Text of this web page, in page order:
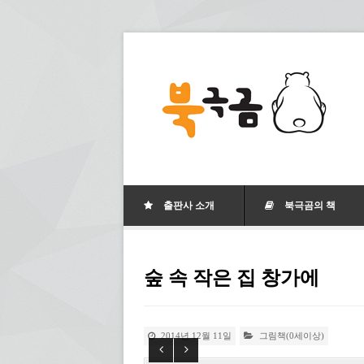
출판사 소개 북극곰의 책
숲 속 작은 집 창가에
2014년 12월 11일 그림책(0세이상)